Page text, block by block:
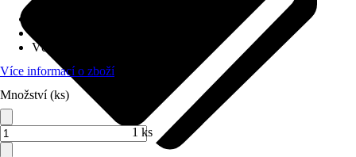
Včetně světelného zdroje
Více informací o zboží
Množství (ks)
1 ks